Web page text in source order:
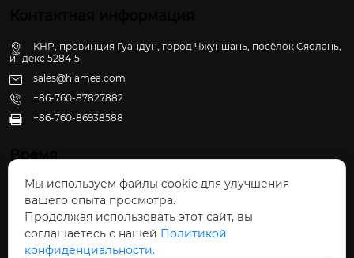
КНР, провинция Гуандун, город Чжуншань, посёлок Сяолань,
индекс 528415
sales@hiamea.com
+86-760-87827882
 +86-760-86938588
Время
Пн - Пт: 09:30 - 22:00
Сб - Вс: 10:00 - 22:30
Мы используем файлы cookie для улучшения
вашего опыта просмотра.
Продолжая использовать этот сайт, вы
соглашаетесь с нашей Политикой
конфиденциальности.